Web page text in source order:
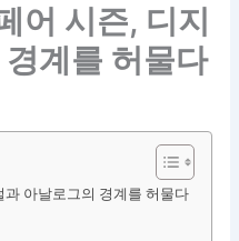
어 시즌, 디지
계를 허물다
아날로그의 경계를 허물다